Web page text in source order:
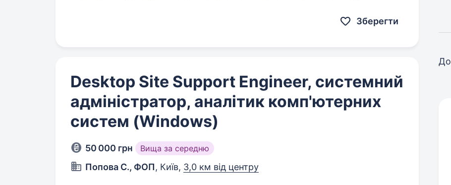
Зберегти
Desktop Site Support Engineer, системний
адміністратор, аналітик комп'ютерних
систем (Windows)
50 000 грн Вища за середню
Попова С., ФОП, Київ, 3,0 км від центру